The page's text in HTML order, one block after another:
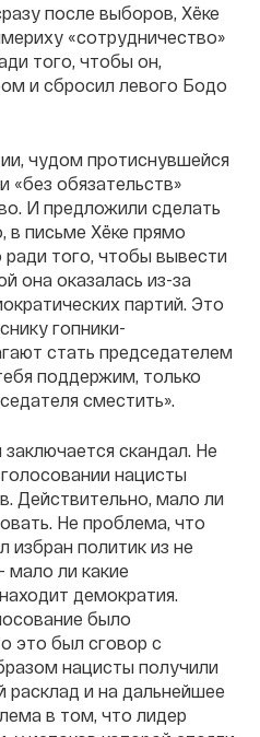
после выборов, Хëке
«сотрудничество»
того, чтобы он,
и сбросил левого Бодо
чудом протиснувшейся
«без обязательств»
И предложили сделать
в письме Хëке прямо
того, чтобы вывести
она оказалась из-за
партий. Это
гопники-
стать председателем
поддержим, только
сместить».
скандал. Не
нацисты
Действительно, мало ли
Не проблема, что
политик из не
ли какие
демократия.
было
это был сговор с
нацисты получили
расклад и на дальнейшее
в том, что лидер